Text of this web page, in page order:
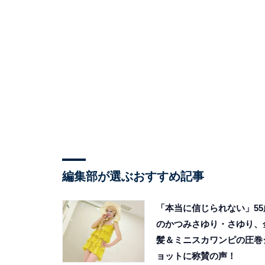
編集部が選ぶおすすめ記事
「本当に信じられない」
のかつみさゆり・さゆり、
髪＆ミニスカワンピの圧巻
ョットに称賛の声！